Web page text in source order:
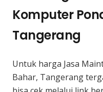
Komputer
Tangerang
Untuk harga Jasa
Bahar, Tangerang